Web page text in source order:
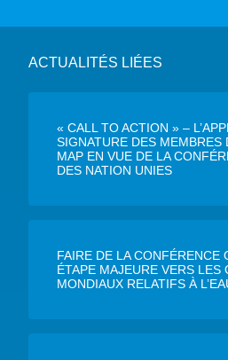
ACTUALITÉS LIÉES
« CALL TO ACTION » –
SIGNATURE DES MEMBRES
MAP EN VUE DE LA
DES NATION UNIES
FAIRE DE LA CONFÉRENCE
ÉTAPE MAJEURE VERS LES
MONDIAUX RELATIFS À